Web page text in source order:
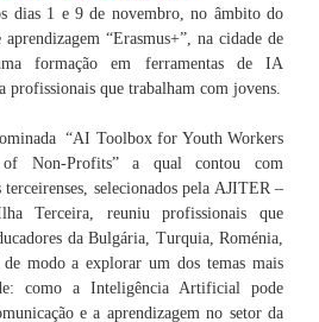
dias 1 e 9 de novembro, no âmbito do
“Erasmus+”, na cidade de
formação em ferramentas de IA
que trabalham com jovens.
“AI Toolbox for Youth Workers
Non-Profits” a qual contou com
selecionados pela AJITER –
Terceira, reuniu profissionais que
da Bulgária, Turquia, Roménia,
modo a explorar um dos temas mais
como a Inteligência Artificial pode
e a aprendizagem no setor da